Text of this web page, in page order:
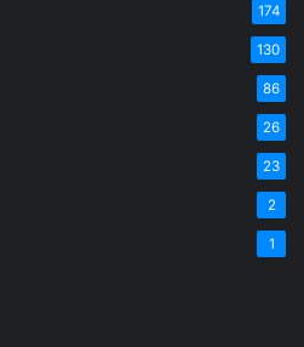
174
130
86
26
23
2
1